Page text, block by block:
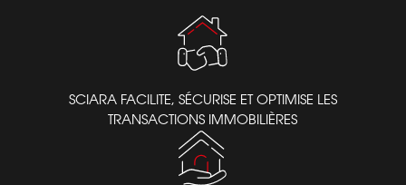
SCIARA FACILITE, SÉCURISE ET OPTIMISE LES
TRANSACTIONS IMMOBILIÈRES